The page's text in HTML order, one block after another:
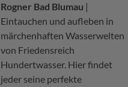
Rogner Bad Blumau |
Eintauchen und aufleben in
märchenhaften Wasserwelten
von Friedensreich
Hundertwasser. Hier findet
jeder seine perfekte